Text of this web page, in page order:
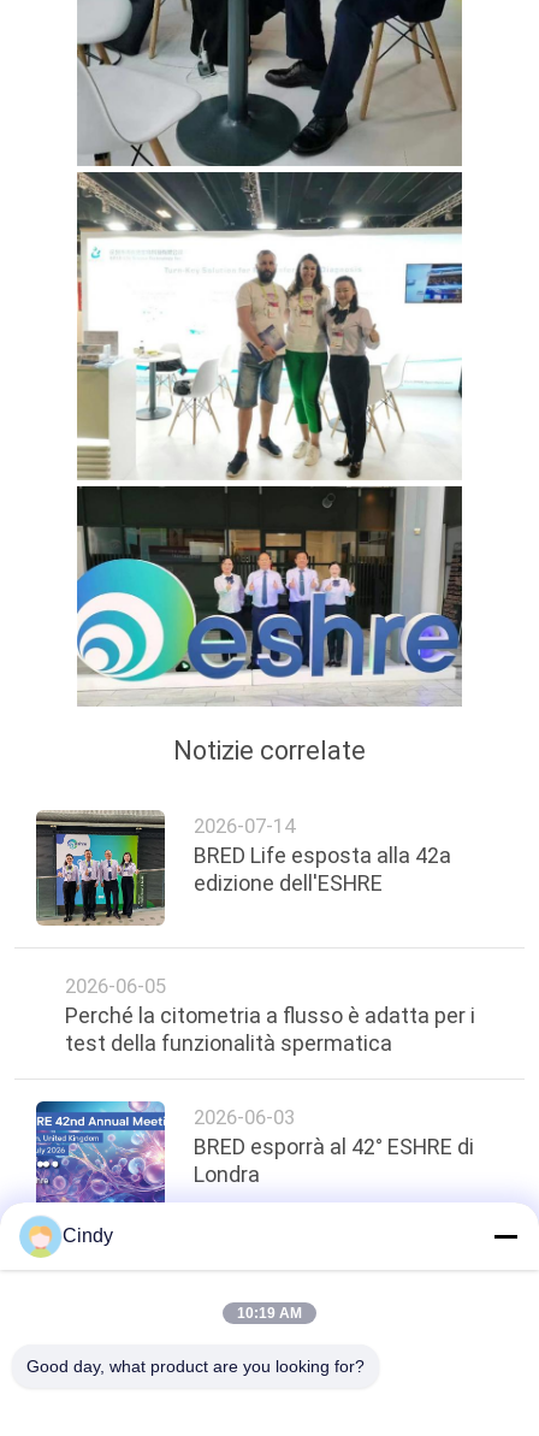
Notizie correlate
2026-07-14
BRED Life esposta alla 42a
edizione dell'ESHRE
2026-06-05
Perché la citometria a flusso è adatta per i
test della funzionalità spermatica
2026-06-03
BRED esporrà al 42° ESHRE di
Londra
top
Cindy
10:19 AM
Good day, what product are you looking for?